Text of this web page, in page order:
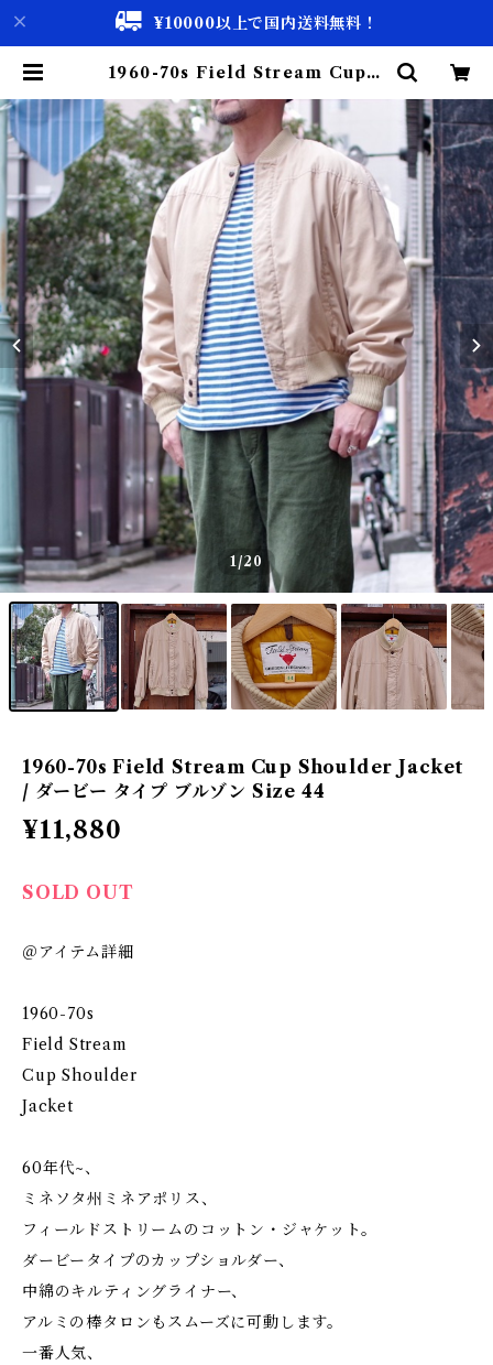
¥10000以上で国内送料無料！
1960-70s Field Stream Cup S
プ ブルゾン Size 44 | 古着屋 仙台
biscco【古着 & Vintage 通販】
1/20
1960-70s Field Stream Cup Shoulder Jacket
/ ダービー タイプ ブルゾン Size 44
¥11,880
SOLD OUT
＠アイテム詳細
1960-70s
Field Stream
Cup Shoulder
Jacket
60年代~、
ミネソタ州ミネアポリス、
フィールドストリームのコットン・ジャケット。
ダービータイプのカップショルダー、
中綿のキルティングライナー、
アルミの棒タロンもスムーズに可動します。
一番人気、